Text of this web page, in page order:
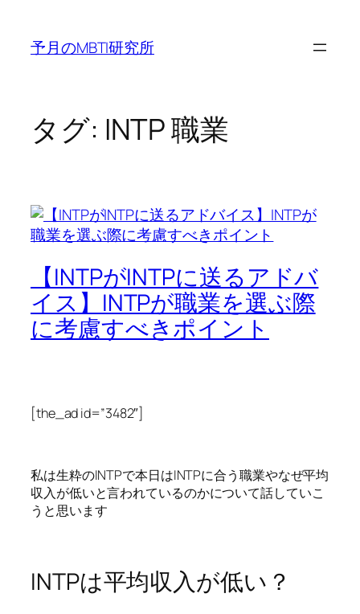
予月のMBTI研究所
タグ: INTP 職業
【INTPがINTPに送るアドバ
イス】INTPが職業を選ぶ際
に考慮すべきポイント
[the_ad id=”3482″]
私は生粋のINTPで本日はINTPに合う職業やなぜ平均
収入が低いと言われているのかについて話していこ
うと思います
INTPは平均収入が低い？